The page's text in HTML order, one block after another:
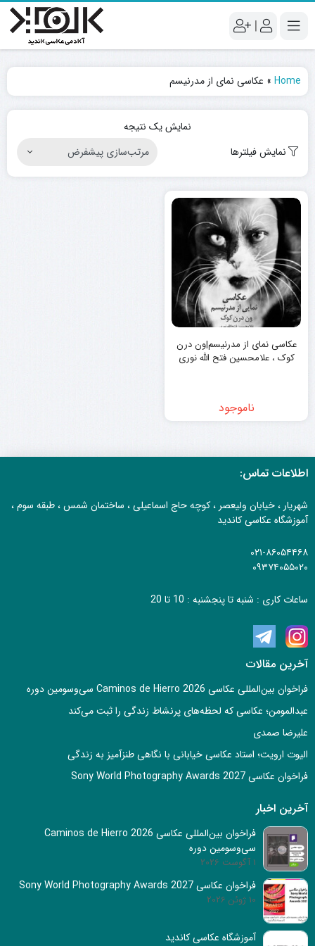
|
Home
» عکاسی نمای از مدرنیسم
نمایش یک نتیجه
نمایش فیلترها
عکاسی نمای از مدرنیسم|ون درن
کوک ، علامحسین فتح الله نوری
ناموجود
اطلاعات تماس:
شهریار ، خیابان ولیعصر ، کوچه حاج اسماعیلی ، ساختمان شمس ، طبقه سوم ،
آموزشگاه عکاسی کاندید
۰۲۱-۸۶۰۵۴۴۶۸
۰۹۳۷۴۰۵۵۰۲۰
ساعات کاری : شنبه تا پنجشنبه : 10 تا 20
آخرین مقالات
فراخوان بین‌المللی عکاسی Caminos de Hierro 2026 سی‌وسومین دوره
عبدالمومن؛ عکاسی که لحظه‌های پرنشاط زندگی را ثبت می‌کند
علیرضا صمدی
الیوت ارویت؛ استاد عکاسی خیابانی با نگاهی طنزآمیز به زندگی
فراخوان عکاسی Sony World Photography Awards 2027
آخرین اخبار
فراخوان بین‌المللی عکاسی Caminos de Hierro 2026
سی‌وسومین دوره
1 آگوست 2026
فراخوان عکاسی Sony World Photography Awards 2027
10 ژوئن 2026
آموزشگاه عکاسی کاندید